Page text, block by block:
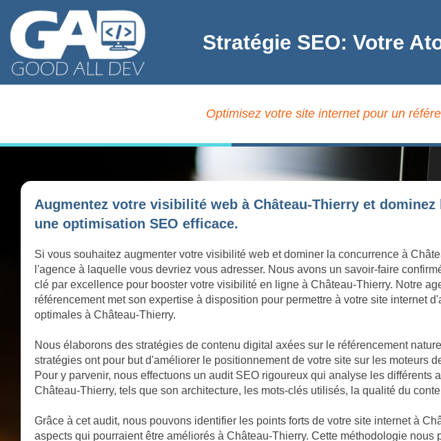
Stratégie SEO: Votre
Optimisez votre site internet pour un
Augmentez votre visibilité web à Château-Thierry et
une optimisation SEO efficace.
Si vous souhaitez augmenter votre visibilité web et dominer la concurrence à
l'agence à laquelle vous devriez vous adresser. Nous avons un savoir-faire
clé par excellence pour booster votre visibilité en ligne à Château-Thierry. Notre
référencement met son expertise à disposition pour permettre à votre site internet
optimales à Château-Thierry.
Nous élaborons des stratégies de contenu digital axées sur le référencement
stratégies ont pour but d'améliorer le positionnement de votre site sur les moteurs
Pour y parvenir, nous effectuons un audit SEO rigoureux qui analyse les différents
Château-Thierry, tels que son architecture, les mots-clés utilisés, la qualité du
Grâce à cet audit, nous pouvons identifier les points forts de votre site internet à
aspects qui pourraient être améliorés à Château-Thierry. Cette méthodologie nous